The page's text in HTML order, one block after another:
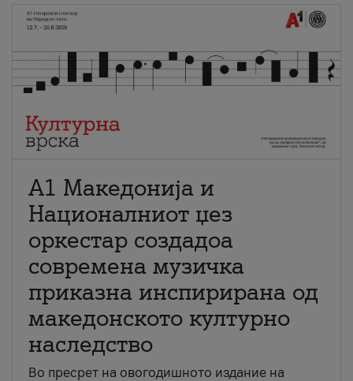
А1 Македонија и
Националниот џез
оркестар создадоа
современа музичка
приказна инспирирана од
македонското културно
наследство
Во пресрет на овогодишното издание на